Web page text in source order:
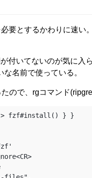
要とするかわりに速い
付いてないのが気に入
な名前で使っている。
ので、rgコマンド
> fzf#install() } }